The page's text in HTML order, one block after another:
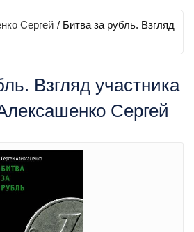
Сергей / Битва за рубль. Взгляд
Взгляд участника
Сергей